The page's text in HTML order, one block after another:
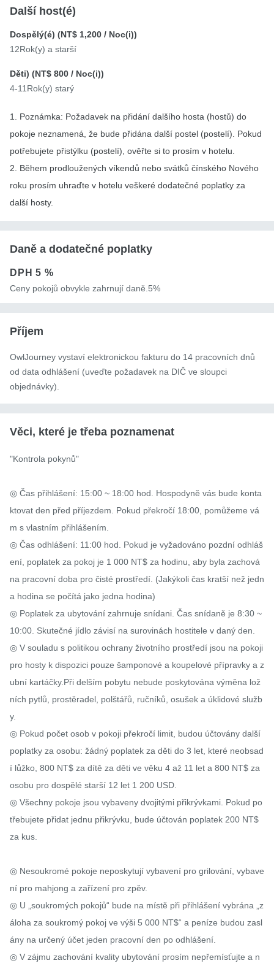
Další host(é)
Dospělý(é) (NT$ 1,200 / Noc(i))
12Rok(y) a starší
Děti) (NT$ 800 / Noc(i))
4-11Rok(y) starý
1. Poznámka: Požadavek na přidání dalšího hosta (hostů) do
pokoje neznamená, že bude přidána další postel (postelí). Pokud
potřebujete přistýlku (postelí), ověřte si to prosím v hotelu.
2. Během prodloužených víkendů nebo svátků čínského Nového
roku prosím uhraďte v hotelu veškeré dodatečné poplatky za
další hosty.
Daně a dodatečné poplatky
DPH5 %
Ceny pokojů obvykle zahrnují daně.5%
Příjem
OwlJourney vystaví elektronickou fakturu do 14 pracovních dnů
od data odhlášení (uveďte požadavek na DIČ ve sloupci
objednávky).
Věci, které je třeba poznamenat
"Kontrola pokynů"
◎ Čas přihlášení: 15:00 ~ 18:00 hod. Hospodyně vás bude konta
ktovat den před příjezdem. Pokud překročí 18:00, pomůžeme vá
m s vlastním přihlášením.
◎ Čas odhlášení: 11:00 hod. Pokud je vyžadováno pozdní odhláš
ení, poplatek za pokoj je 1 000 NT$ za hodinu, aby byla zachová
na pracovní doba pro čisté prostředí. (Jakýkoli čas kratší než jedn
a hodina se počítá jako jedna hodina)
◎ Poplatek za ubytování zahrnuje snídani. Čas snídaně je 8:30 ~
10:00. Skutečné jídlo závisí na surovinách hostitele v daný den.
◎ V souladu s politikou ochrany životního prostředí jsou na pokoji
pro hosty k dispozici pouze šamponové a koupelové přípravky a z
ubní kartáčky.Při delším pobytu nebude poskytována výměna lož
ních pytlů, prostěradel, polštářů, ručníků, osušek a úklidové služb
y.
◎ Pokud počet osob v pokoji překročí limit, budou účtovány další
poplatky za osobu: žádný poplatek za děti do 3 let, které neobsad
í lůžko, 800 NT$ za dítě za děti ve věku 4 až 11 let a 800 NT$ za
osobu pro dospělé starší 12 let 1 200 USD.
◎ Všechny pokoje jsou vybaveny dvojitými přikrývkami. Pokud po
třebujete přidat jednu přikrývku, bude účtován poplatek 200 NT$
za kus.
◎ Nesoukromé pokoje neposkytují vybavení pro grilování, vybave
ní pro mahjong a zařízení pro zpěv.
◎ U „soukromých pokojů“ bude na místě při přihlášení vybrána „z
áloha za soukromý pokoj ve výši 5 000 NT$“ a peníze budou zasl
ány na určený účet jeden pracovní den po odhlášení.
◎ V zájmu zachování kvality ubytování prosím nepřemísťujte a n